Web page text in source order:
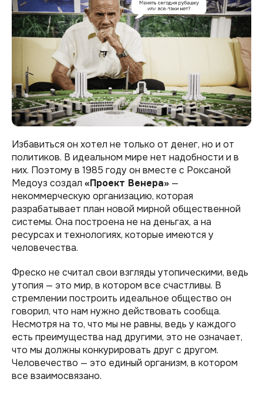
Избавиться он хотел не только от денег, но и от
политиков. В идеальном мире нет надобности и в
них. Поэтому в 1985 году он вместе с Роксаной
Медоуз создал «Проект Венера» —
некоммерческую организацию, которая
разрабатывает план новой мирной общественной
системы. Она построена не на деньгах, а на
ресурсах и технологиях, которые имеются у
человечества.
Фреско не считал свои взгляды утопическими, ведь
утопия — это мир, в котором все счастливы. В
стремлении построить идеальное общество он
говорил, что нам нужно действовать сообща.
Несмотря на то, что мы не равны, ведь у каждого
есть преимущества над другими, это не означает,
что мы должны конкурировать друг с другом.
Человечество — это единый организм, в котором
все взаимосвязано.